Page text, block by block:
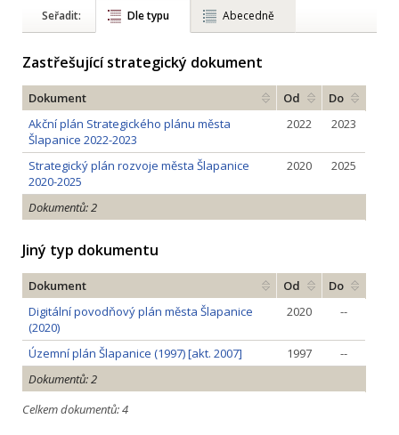
Seřadit: Dle typu Abecedně
Zastřešující strategický dokument
Dokument Od
Do
Akční plán Strategického plánu města
Šlapanice 2022-2023
2022 2023
Strategický plán rozvoje města Šlapanice
2020-2025
2020 2025
Dokumentů: 2
Jiný typ dokumentu
Dokument Od
Do
Digitální povodňový plán města Šlapanice
(2020)
2020 --
Územní plán Šlapanice (1997) [akt. 2007] 1997
--
Dokumentů: 2
Celkem dokumentů: 4